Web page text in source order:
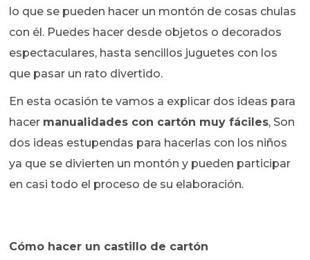
lo que se pueden hacer un montón de cosas chulas
con él. Puedes hacer desde objetos o decorados
espectaculares, hasta sencillos juguetes con los
que pasar un rato divertido.
En esta ocasión te vamos a explicar dos ideas para
hacer manualidades con cartón muy fáciles, Son
dos ideas estupendas para hacerlas con los niños
ya que se divierten un montón y pueden participar
en casi todo el proceso de su elaboración.
Cómo hacer un castillo de cartón